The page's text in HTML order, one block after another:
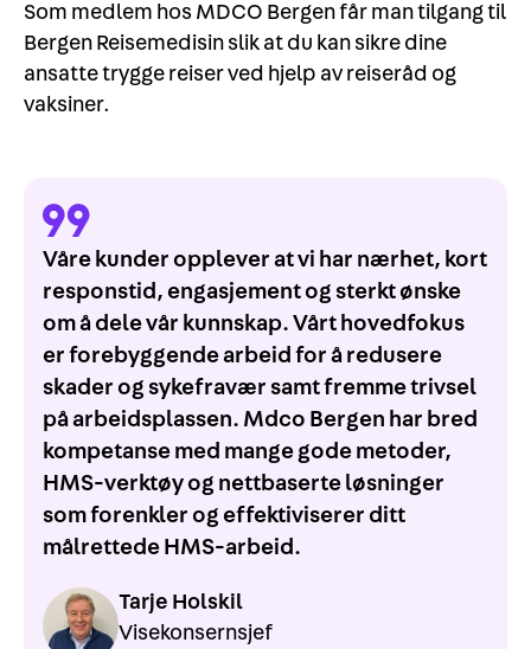
Som medlem hos MDCO Bergen får man tilgang til
Bergen Reisemedisin slik at du kan sikre dine
ansatte trygge reiser ved hjelp av reiseråd og
vaksiner.
Våre kunder opplever at vi har nærhet, kort
responstid, engasjement og sterkt ønske
om å dele vår kunnskap. Vårt hovedfokus
er forebyggende arbeid for å redusere
skader og sykefravær samt fremme trivsel
på arbeidsplassen. Mdco Bergen har bred
kompetanse med mange gode metoder,
HMS-verktøy og nettbaserte løsninger
som forenkler og effektiviserer ditt
målrettede HMS-arbeid.
Tarje Holskil
Visekonsernsjef